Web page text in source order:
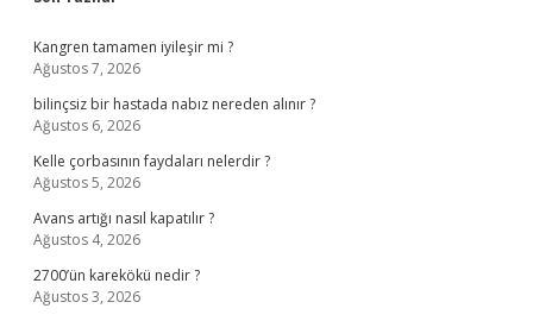
Sidebar
Kangren tamamen iyileşir mi ?
Ağustos 7, 2026
bilinçsiz bir hastada nabız nereden alınır ?
Ağustos 6, 2026
Kelle çorbasının faydaları nelerdir ?
Ağustos 5, 2026
Avans artığı nasıl kapatılır ?
Ağustos 4, 2026
2700’ün karekökü nedir ?
Ağustos 3, 2026